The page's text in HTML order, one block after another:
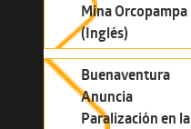
Mina Orcopampa
(Inglés)
Buenaventura
Anuncia
Paralización en la